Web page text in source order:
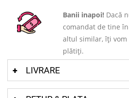
Banii inapoi! Dacă
comandat de tine
altul similar, îți
plătiți.
LIVRARE